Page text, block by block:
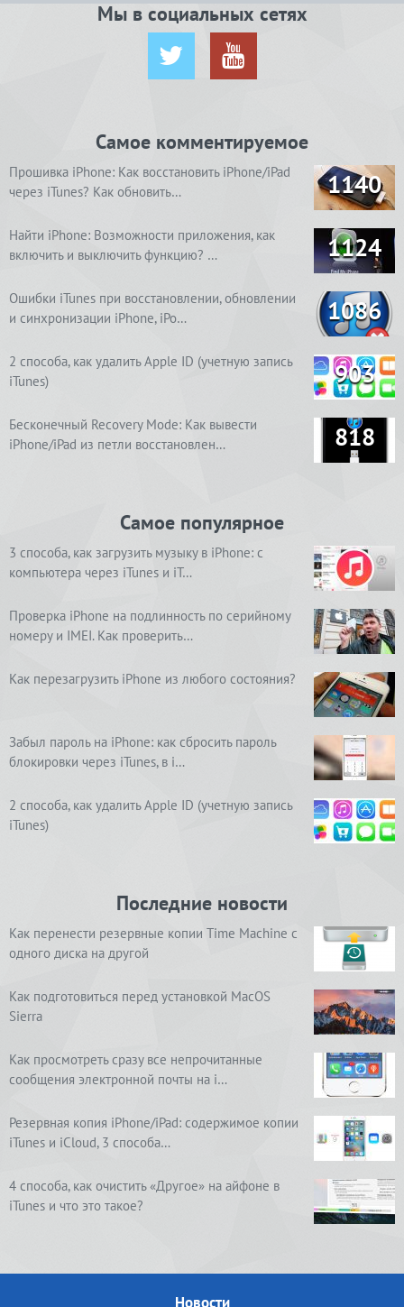
Мы в социальных сетях
Самое комментируемое
Прошивка iPhone: Как восстановить iPhone/iPad
через iTunes? Как обновить…
1140
Найти iPhone: Возможности приложения, как
включить и выключить функцию? …
1124
Ошибки iTunes при восстановлении, обновлении
и синхронизации iPhone, iPo…
1086
2 способа, как удалить Apple ID (учетную запись
iTunes)
903
Бесконечный Recovery Mode: Как вывести
iPhone/iPad из петли восстановлен…
818
Самое популярное
3 способа, как загрузить музыку в iPhone: с
компьютера через iTunes и iT…
Проверка iPhone на подлинность по серийному
номеру и IMEI. Как проверить…
Как перезагрузить iPhone из любого состояния?
Забыл пароль на iPhone: как сбросить пароль
блокировки через iTunes, в i…
2 способа, как удалить Apple ID (учетную запись
iTunes)
Последние новости
Как перенести резервные копии Time Machine с
одного диска на другой
Как подготовиться перед установкой MacOS
Sierra
Как просмотреть сразу все непрочитанные
сообщения электронной почты на i…
Резервная копия iPhone/iPad: содержимое копии
iTunes и iCloud, 3 способа…
4 способа, как очистить «Другое» на айфоне в
iTunes и что это такое?
Новости